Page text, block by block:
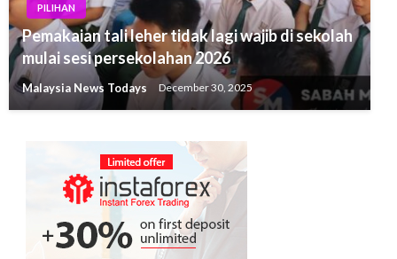
PILIHAN
Pemakaian tali leher tidak lagi wajib di sekolah
mulai sesi persekolahan 2026
Malaysia News Todays December 30, 2025